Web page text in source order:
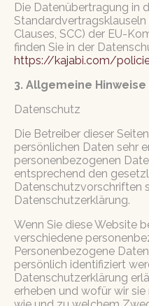
Die Datenübertragung in
Clauses, SCC) der EU-
finden Sie in der
https://kajabi.com/
3. Allgemeine
Datenschutz
Die Betreiber dieser
persönlichen Daten sehr
personenbezogenen
entsprechend den
Datenschutzvorschriften
Datenschutzerklärung.
Wenn Sie diese Website
verschiedene
Personenbezogene
persönlich identifiziert
Datenschutzerklärung
erheben und wofür wir